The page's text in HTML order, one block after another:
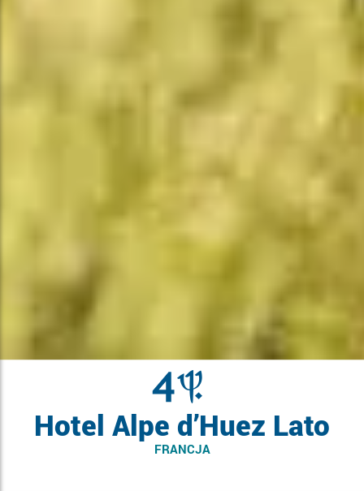
Hotel Alpe d’Huez Lato
FRANCJA